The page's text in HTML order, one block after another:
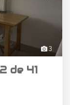
3
de 41